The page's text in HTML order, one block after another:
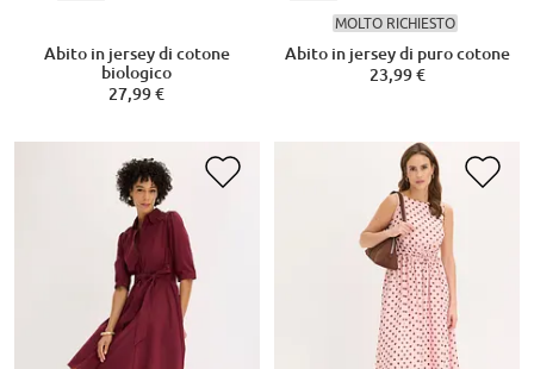
Abito in jersey di cotone
biologico
27,99 €
MOLTO RICHIESTO
Abito in jersey di puro cotone
23,99 €